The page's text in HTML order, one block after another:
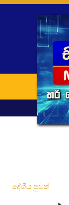
දේශීය පුවත්